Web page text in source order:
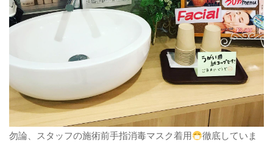
勿論、スタッフの施術前手指消毒マスク着用
徹底していま